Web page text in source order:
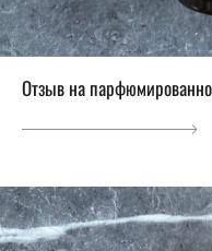
Отзыв на